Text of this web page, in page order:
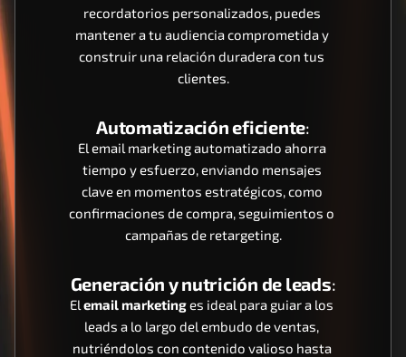
recordatorios personalizados, puedes
mantener a tu audiencia comprometida y
construir una relación duradera con tus
clientes.
Automatización eficiente:
El email marketing automatizado ahorra
tiempo y esfuerzo, enviando mensajes
clave en momentos estratégicos, como
confirmaciones de compra, seguimientos o
campañas de retargeting.
Generación y nutrición de leads:
El email marketing es ideal para guiar a los
leads a lo largo del embudo de ventas,
nutriéndolos con contenido valioso hasta